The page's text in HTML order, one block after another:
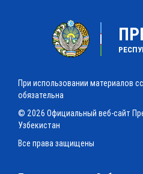
При использовании материалов
обязательна
© 2026 Официальный веб-сайт
Узбекистан
Все права защищены